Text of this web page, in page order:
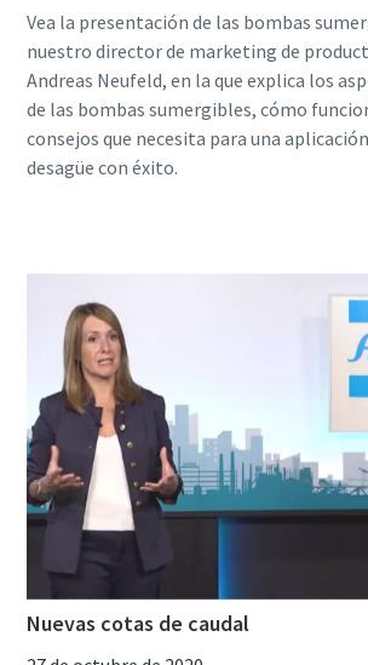
Vea la presentación de las bombas
nuestro director de marketing de
Andreas Neufeld, en la que explica los
de las bombas sumergibles, cómo
consejos que necesita para una
Nuevas cotas de caudal